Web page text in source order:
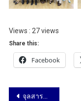
Views : 27 views
Share this:
Facebook
จุลสารนวัตกรรม ฉบับที่ 72 – ศึกษาปริทัศน์ เรื่อง การจัดการการเรียนการสอนออนไลน์ด้วยการใช้เทคโนโลยีสารสนเทศมาสนับสนุน